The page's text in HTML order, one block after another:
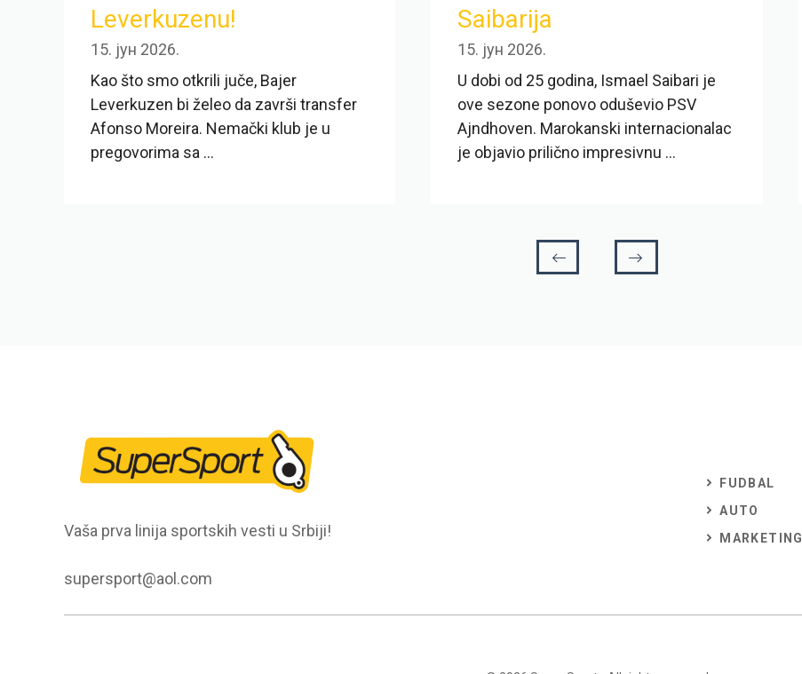
Leverkuzenu!
15. јун 2026.
Kao što smo otkrili juče, Bajer
Leverkuzen bi želeo da završi transfer
Afonso Moreira. Nemački klub je u
pregovorima sa ...
Saibarija
15. јун 2026.
U dobi od 25 godina, Ismael Saibari je
ove sezone ponovo oduševio PSV
Ajndhoven. Marokanski internacionalac
je objavio prilično impresivnu ...
Vaša prva linija sportskih vesti u Srbiji!
supersport@aol.com
FUDBAL
AUTO
MARKETING